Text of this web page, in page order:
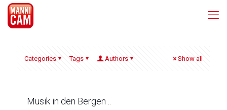
Categories Tags Authors Show all
Musik in den Bergen ..